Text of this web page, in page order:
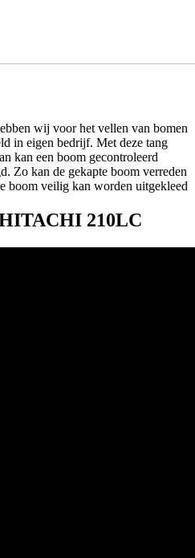
wij voor het vellen van bomen
in eigen bedrijf. Met deze tang
kan een boom gecontroleerd
Zo kan de gekapte boom verreden
boom veilig kan worden uitgekleed
210LC